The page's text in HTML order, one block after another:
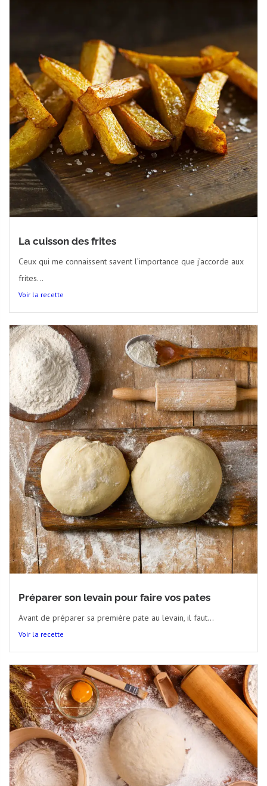
La cuisson des frites
Ceux qui me connaissent savent l’importance que j’accorde aux
frites...
Voir la recette
Préparer son levain pour faire vos pates
Avant de préparer sa première pate au levain, il faut...
Voir la recette